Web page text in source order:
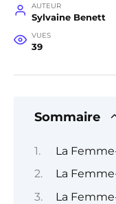
AUTEUR
Sylvaine Benett
VUES
39
Sommaire
La
La
La